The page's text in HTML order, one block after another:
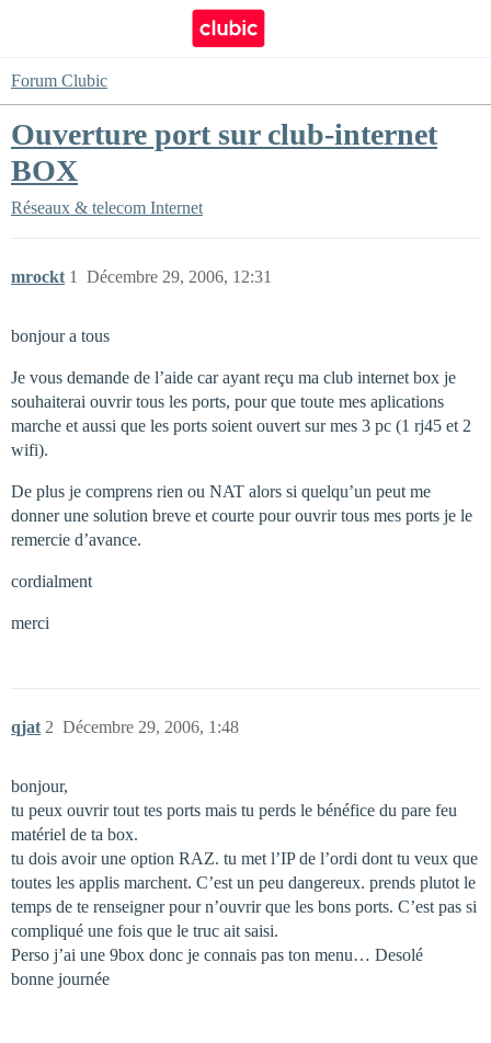
Forum Clubic
Ouverture port sur club-internet
BOX
Réseaux & telecom Internet
mrockt Décembre 29, 2006, 12:31
1
bonjour a tous
Je vous demande de l’aide car ayant reçu ma club internet box je
souhaiterai ouvrir tous les ports, pour que toute mes aplications
marche et aussi que les ports soient ouvert sur mes 3 pc (1 rj45 et 2
wifi).
De plus je comprens rien ou NAT alors si quelqu’un peut me
donner une solution breve et courte pour ouvrir tous mes ports je le
remercie d’avance.
cordialment
merci
qjat Décembre 29, 2006, 1:48
2
bonjour,
tu peux ouvrir tout tes ports mais tu perds le bénéfice du pare feu
matériel de ta box.
tu dois avoir une option RAZ. tu met l’IP de l’ordi dont tu veux que
toutes les applis marchent. C’est un peu dangereux. prends plutot le
temps de te renseigner pour n’ouvrir que les bons ports. C’est pas si
compliqué une fois que le truc ait saisi.
Perso j’ai une 9box donc je connais pas ton menu… Desolé
bonne journée